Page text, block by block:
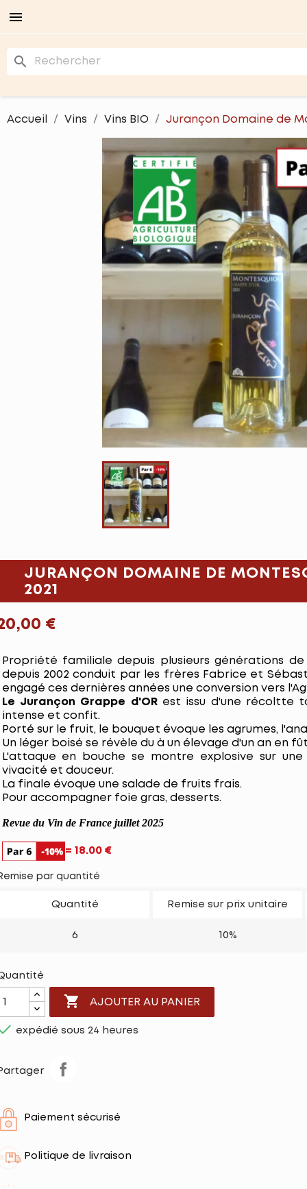

search
Accueil Vins Vins BIO Jurançon Domaine de
JURANÇON DOMAINE DE
2021
€
Propriété familiale depuis plusieurs générations
depuis 2002 conduit par les frères Fabrice et
engagé ces dernières années une conversion vers
Le Jurançon Grappe d'ORest issu d'une récoltte
intense et confit.
Porté sur le fruit, le bouquet évoque les agrumes,
Un léger boisé se révèle du à un élevage d'un an en
L'attaque en bouche se montre explosive sur
vivacité et douceur.
La finale évoque une salade de fruits frais.
Pour accompagner foie gras, desserts.
Revue du Vin de France juillet 2025
= 18.00 €
par quantité
Quantité Remise sur prix unitaire
6 10%
 AJOUTER AU PANIER
expédié sous 24 heures
Paiement sécurisé
Politique de livraison